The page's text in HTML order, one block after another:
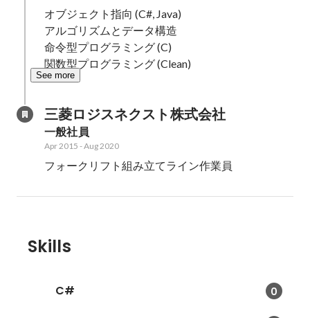
オブジェクト指向 (C#, Java)
アルゴリズムとデータ構造
命令型プログラミング (C)
関数型プログラミング (Clean)
See more
三菱ロジスネクスト株式会社
一般社員
Apr 2015 -Aug 2020
フォークリフト組み立てライン作業員
Skills
C# 0